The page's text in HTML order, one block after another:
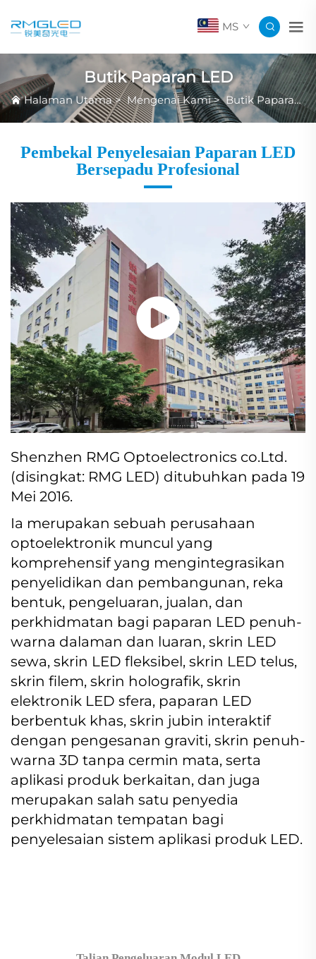
MS
Butik Paparan LED
Halaman Utama>Mengenai Kami>Butik Paparan LED
Pembekal Penyelesaian Paparan LED
Bersepadu Profesional
Shenzhen RMG Optoelectronics co.Ltd.
(disingkat: RMG LED) ditubuhkan pada 19
Mei 2016.
Ia merupakan sebuah perusahaan
optoelektronik muncul yang
komprehensif yang mengintegrasikan
penyelidikan dan pembangunan, reka
bentuk, pengeluaran, jualan, dan
perkhidmatan bagi paparan LED penuh-
warna dalaman dan luaran, skrin LED
sewa, skrin LED fleksibel, skrin LED telus,
skrin filem, skrin holografik, skrin
elektronik LED sfera, paparan LED
berbentuk khas, skrin jubin interaktif
dengan pengesanan graviti, skrin penuh-
warna 3D tanpa cermin mata, serta
aplikasi produk berkaitan, dan juga
merupakan salah satu penyedia
perkhidmatan tempatan bagi
penyelesaian sistem aplikasi produk LED.